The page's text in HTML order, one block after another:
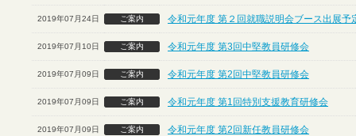
2019年07月24日 ご案内 令和元年度 第２回就職説明会ブース出展
2019年07月10日 ご案内 令和元年度 第3回中堅教員研修会
2019年07月09日 ご案内 令和元年度 第2回中堅教員研修会
2019年07月09日 ご案内 令和元年度 第1回特別支援教育研修会
2019年07月09日 ご案内 令和元年度 第2回新任教員研修会